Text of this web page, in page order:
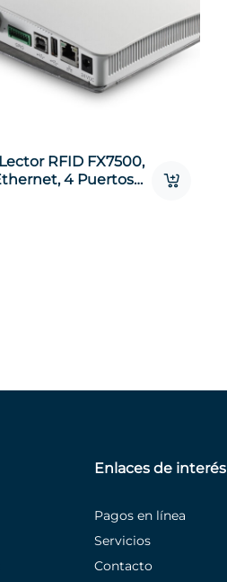
RFID FX7500,
4 Puertos
Enlaces de interés
Pagos en línea
Servicios
Contacto